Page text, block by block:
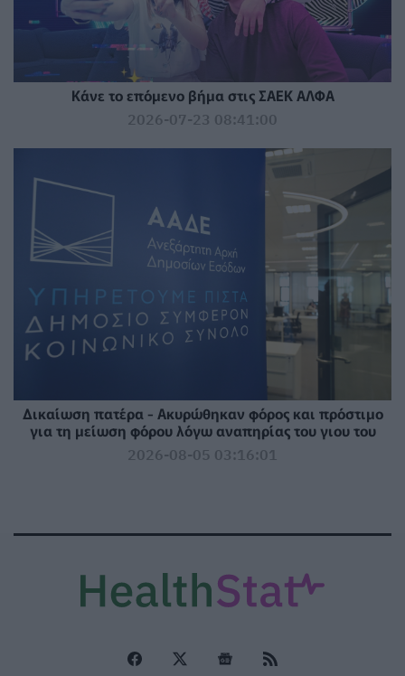
Κάνε το επόμενο βήμα στις ΣΑΕΚ ΑΛΦΑ
2026-07-23 08:41:00
Δικαίωση πατέρα - Ακυρώθηκαν φόρος και πρόστιμο
για τη μείωση φόρου λόγω αναπηρίας του γιου του
2026-08-05 03:16:01